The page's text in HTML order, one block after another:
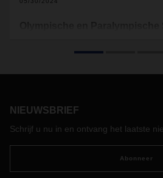
plaats in de hoofdstad van 26 juli tot
NIEUWSBRIEF
Schrijf u nu in en ontvang het laatste
Abonneer